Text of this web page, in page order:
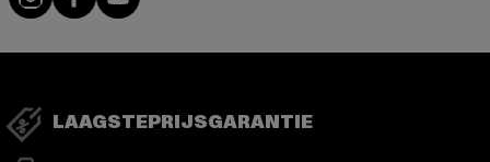
LAAGSTEPRIJSGARANTIE